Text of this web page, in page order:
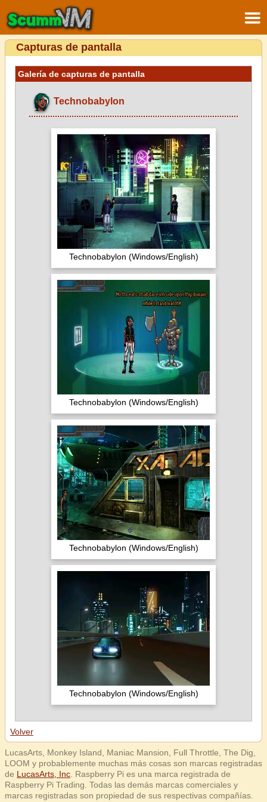
Capturas de pantalla
Galería de capturas de pantalla
Technobabylon
Technobabylon (Windows/English)
Technobabylon (Windows/English)
Technobabylon (Windows/English)
Technobabylon (Windows/English)
Volver
LucasArts, Monkey Island, Maniac Mansion, Full Throttle, The Dig,
LOOM y probablemente muchas más cosas son marcas registradas
de LucasArts, Inc . Raspberry Pi es una marca registrada de
Raspberry Pi Trading. Todas las demás marcas comerciales y
marcas registradas son propiedad de sus respectivas compañías.